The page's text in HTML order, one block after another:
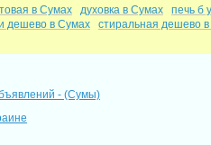
в Сумах духовка в Сумах
печь б
дешево в Сумах
стиральная дешево
- (Сумы)